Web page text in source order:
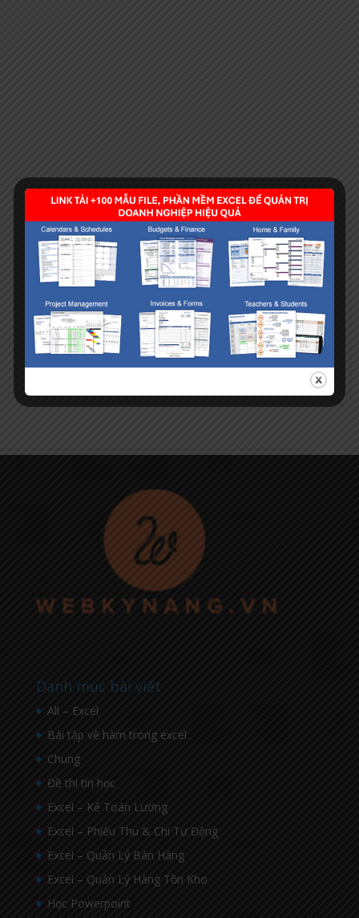
Danh mục bài viết
All – Excel
Bài tập về hàm trong excel
Chung
Đề thi tin học
Excel – Kế Toán Lương
Excel – Phiếu Thu & Chi Tự Động
Excel – Quản Lý Bán Hàng
Excel – Quản Lý Hàng Tồn Kho
Học Powerpoint